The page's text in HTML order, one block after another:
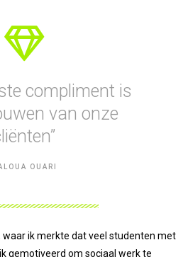
compliment is
van onze
OUARI
waar ik merkte dat veel studenten met
gemotiveerd om sociaal werk te